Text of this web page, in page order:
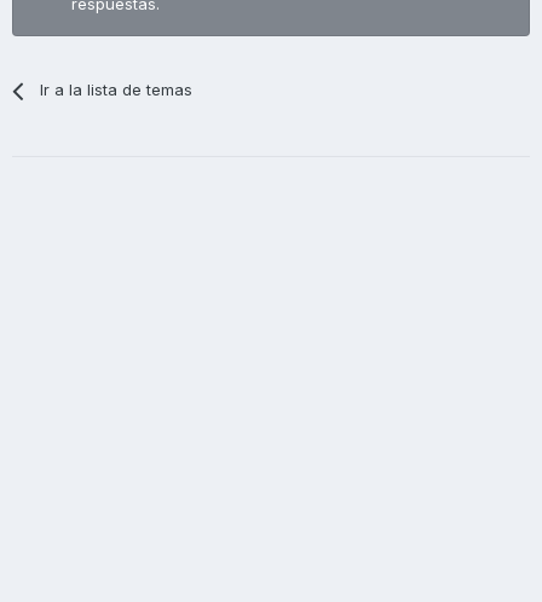
respuestas.
Ir a la lista de temas